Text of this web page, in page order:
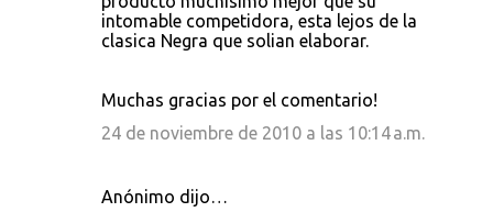
intomable competidora, esta lejos de la
clasica Negra que solian elaborar.
Muchas gracias por el comentario!
24 de noviembre de 2010 a las 10:14 a.m.
Anónimo dijo…